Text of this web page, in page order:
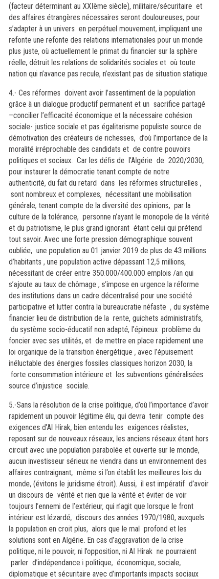
(facteur déterminant au XXIème siècle), militaire/sécuritaire et
des affaires étrangères nécessaires seront douloureuses, pour
s’adapter à un univers en perpétuel mouvement, impliquant une
refonte une refonte des relations internationales pour un monde
plus juste, où actuellement le primat du financier sur la sphère
réelle, détruit les relations de solidarités sociales et où toute
nation qui n’avance pas recule, n’existant pas de situation statique.
4.- Ces réformes doivent avoir l’assentiment de la population
grâce à un dialogue productif permanent et un sacrifice partagé
–concilier l’efficacité économique et la nécessaire cohésion
sociale- justice sociale et pas égalitarisme populiste source de
démotivation des créateurs de richesses, d’où l’importance de la
moralité irréprochable des candidats et de contre pouvoirs
politiques et sociaux. Car les défis de l’Algérie de 2020/2030,
pour instaurer la démocratie tenant compte de notre
authenticité, du fait du retard dans les réformes structurelles ,
sont nombreux et complexes, nécessitant une mobilisation
générale, tenant compte de la diversité des opinions, par la
culture de la tolérance, personne n’ayant le monopole de la vérité
et du patriotisme, le plus grand ignorant étant celui qui prétend
tout savoir. Avec une forte pression démographique souvent
oubliée, une population au 01 janvier 2019 de plus de 43 millions
d’habitants , une population active dépassant 12,5 millions,
nécessitant de créer entre 350.000/400.000 emplois /an qui
s’ajoute au taux de chômage , s’impose en urgence la réforme
des institutions dans un cadre décentralisé pour une société
participative et lutter contra la bureaucratie néfaste , du système
financier lieu de distribution de la rente, guichets administratifs,
du système socio-éducatif non adapté, l’épineux problème du
foncier avec ses utilités, et de mettre en place rapidement une
loi organique de la transition énergétique , avec l’épuisement
inéluctable des énergies fossiles classiques horizon 2030, la
forte consommation intérieure et les subventions généralisées
source d’injustice sociale.
5.-Sans la résolution de la crise politique, d’où l’importance d’avoir
rapidement un pouvoir légitime élu, qui devra tenir compte des
exigences d’Al Hirak, bien entendu les exigences réalistes,
reposant sur de nouveaux réseaux, les anciens réseaux étant hors
circuit avec une population parabolée et ouverte sur le monde,
aucun investisseur sérieux ne viendra dans un environnement des
affaires contraignant, même si l’on établit les meilleures lois du
monde, (évitons le juridisme étroit). Aussi, il est impératif d’avoir
un discours de vérité et rien que la vérité et éviter de voir
toujours l’ennemi de l’extérieur, qui n’agit que lorsque le front
intérieur est lézardé, discours des années 1970/1980, auxquels
la population en croit plus, alors que le mal profond et les
solutions sont en Algérie. En cas d’aggravation de la crise
politique, ni le pouvoir, ni l’opposition, ni Al Hirak ne pourraient
parler d’indépendance i politique, économique, sociale,
diplomatique et sécuritaire avec d’importants impacts sociaux